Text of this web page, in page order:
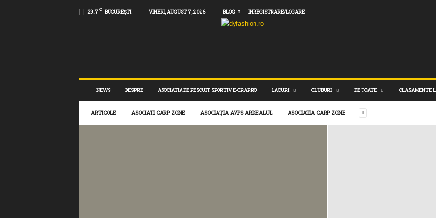
29.7 C BUCUREȘTI VINERI, AUGUST 7, 2026 BLOG INREGISTRARE/LOGARE
NEWS DESPRE ASOCIATIA DE PESCUIT SPORTIV E-CRAP.RO LACURI CLUBURI DE TOATE CLASAMENTE
ARTICOLE ASOCIATI CARP ZONE ASOCIAȚIA AVPS ARDEALUL ASOCIATIA CARP ZONE